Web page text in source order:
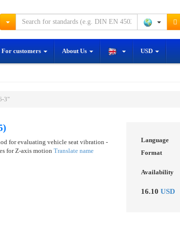
For customers About Us USD
3"
for evaluating vehicle seat vibration -
for Z-axis motion Translate name
Language
Format
Availability
16.10 USD